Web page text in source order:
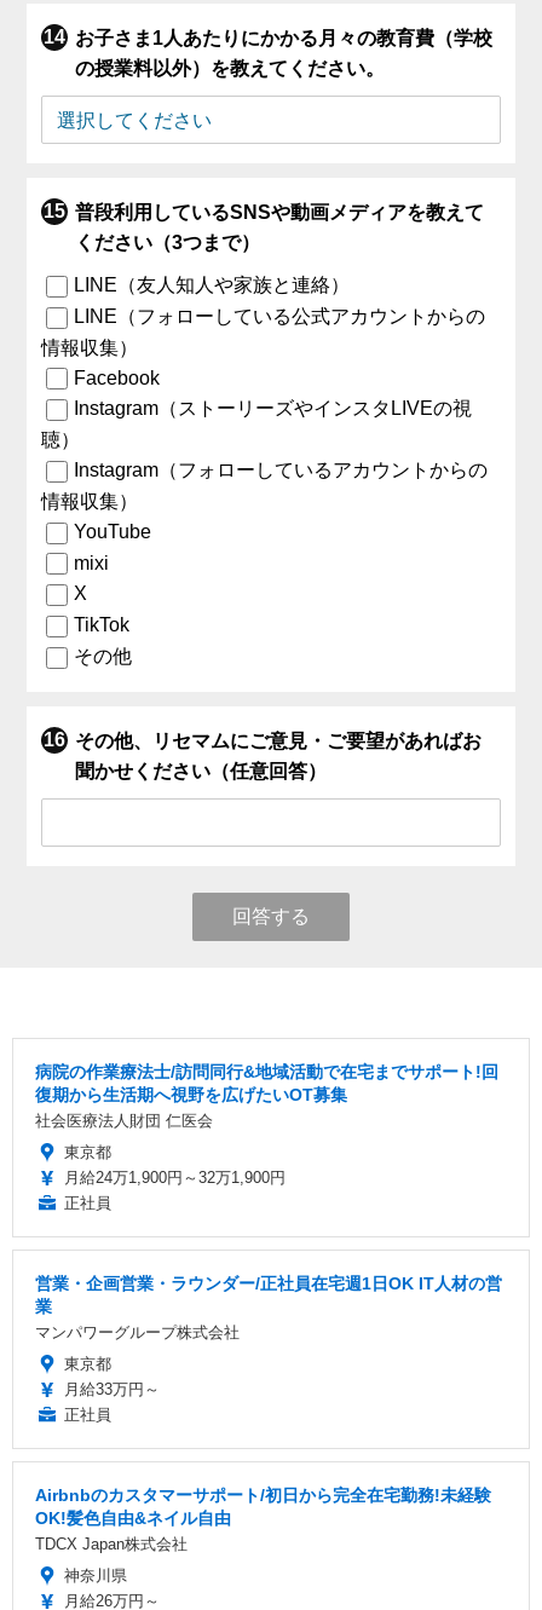
お子さま1人あたりにかかる月々の教育費（学校
の授業料以外）を教えてください。
普段利用しているSNSや動画メディアを教えて
ください（3つまで）
LINE（友人知人や家族と連絡）
LINE（フォローしている公式アカウントからの
情報収集）
Facebook
Instagram（ストーリーズやインスタLIVEの視
聴）
Instagram（フォローしているアカウントからの
情報収集）
YouTube
mixi
X
TikTok
その他
その他、リセマムにご意見・ご要望があればお
聞かせください（任意回答）
回答する
病院の作業療法士/訪問同行&地域活動で在宅までサポート!回
復期から生活期へ視野を広げたいOT募集
社会医療法人財団 仁医会
東京都
月給24万1,900円～32万1,900円
正社員
営業・企画営業・ラウンダー/正社員在宅週1日OK IT人材の営
業
マンパワーグループ株式会社
東京都
月給33万円～
正社員
Airbnbのカスタマーサポート/初日から完全在宅勤務!未経験
OK!髪色自由&ネイル自由
TDCX Japan株式会社
神奈川県
月給26万円～